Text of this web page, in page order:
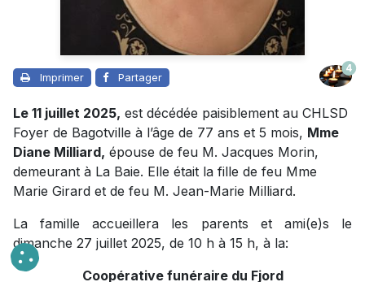
Imprimer Partager
4
Le 11 juillet 2025, est décédée paisiblement au CHLSD
Foyer de Bagotville à l’âge de 77 ans et 5 mois, Mme
Diane Milliard, épouse de feu M. Jacques Morin,
demeurant à La Baie. Elle était la fille de feu Mme
Marie Girard et de feu M. Jean-Marie Milliard.
La famille accueillera les parents et ami(e)s le
dimanche 27 juillet 2025, de 10 h à 15 h, à la:
Coopérative funéraire du Fjord